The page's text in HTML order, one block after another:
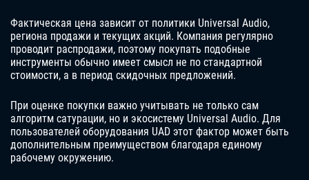
Фактическая цена зависит от политики Universal Audio,
региона продажи и текущих акций. Компания регулярно
проводит распродажи, поэтому покупать подобные
инструменты обычно имеет смысл не по стандартной
стоимости, а в период скидочных предложений.
При оценке покупки важно учитывать не только сам
алгоритм сатурации, но и экосистему Universal Audio. Для
пользователей оборудования UAD этот фактор может быть
дополнительным преимуществом благодаря единому
рабочему окружению.